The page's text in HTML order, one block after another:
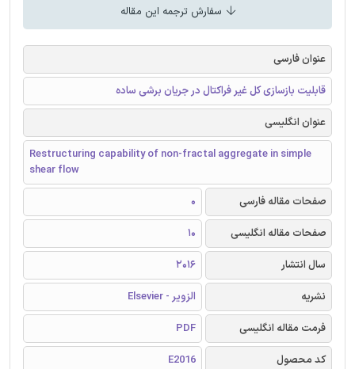
سفارش ترجمه این مقاله
عنوان فارسی
قابلیت بازسازی کل غیر فراکتال در جریان برشی ساده
عنوان انگلیسی
Restructuring capability of non-fractal aggregate in simple
shear flow
صفحات مقاله فارسی
0
صفحات مقاله انگلیسی
10
سال انتشار
2016
نشریه
الزویر - Elsevier
فرمت مقاله انگلیسی
PDF
کد محصول
E2016